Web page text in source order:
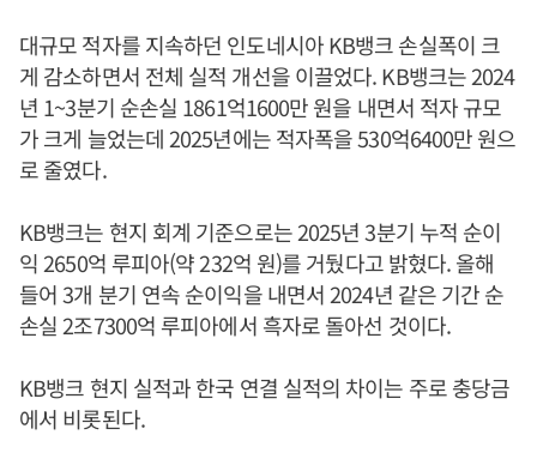
대규모 적자를 지속하던 인도네시아 KB뱅크 손실폭이 크
게 감소하면서 전체 실적 개선을 이끌었다. KB뱅크는 2024
년 1~3분기 순손실 1861억1600만 원을 내면서 적자 규모
가 크게 늘었는데 2025년에는 적자폭을 530억6400만 원으
로 줄였다.
KB뱅크는 현지 회계 기준으로는 2025년 3분기 누적 순이
익 2650억 루피아(약 232억 원)를 거뒀다고 밝혔다. 올해
들어 3개 분기 연속 순이익을 내면서 2024년 같은 기간 순
손실 2조7300억 루피아에서 흑자로 돌아선 것이다.
KB뱅크 현지 실적과 한국 연결 실적의 차이는 주로 충당금
에서 비롯된다.